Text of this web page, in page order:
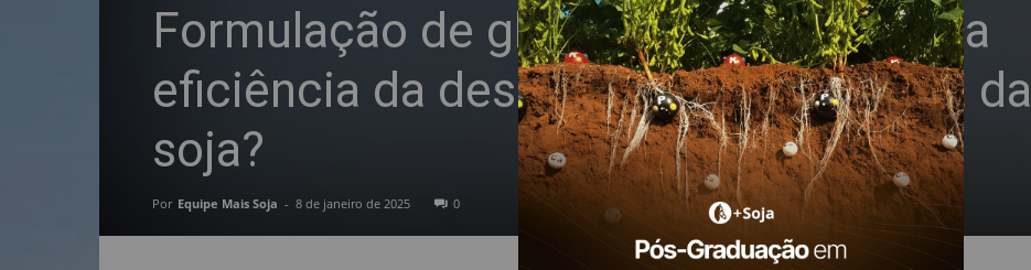
Formulação de glufosinate interfere na
eficiência da dessecação pré-colheita da
soja?
Por Equipe Mais Soja - 8 de janeiro de 2025 0